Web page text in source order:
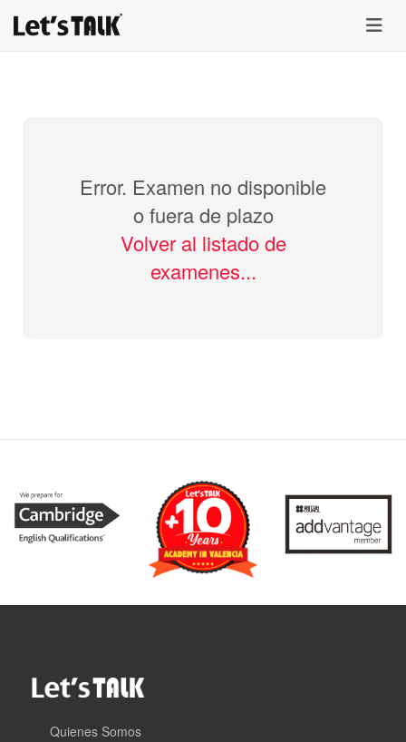
menu
Error. Examen no disponible
o fuera de plazo
Volver al listado de
examenes...
Quienes Somos